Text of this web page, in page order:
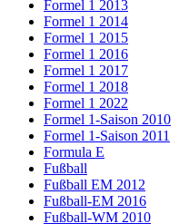
Formel 1 2013
Formel 1 2014
Formel 1 2015
Formel 1 2016
Formel 1 2017
Formel 1 2018
Formel 1 2022
Formel 1-Saison 2010
Formel 1-Saison 2011
Formula E
Fußball
Fußball EM 2012
Fußball-EM 2016
Fußball-WM 2010